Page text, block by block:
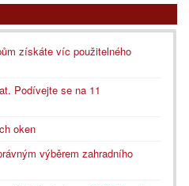
získáte víc použitelného
Podívejte se na 11
oken
výběrem zahradního